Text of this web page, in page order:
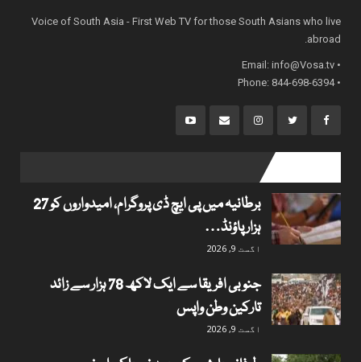
Voice of South Asia - First Web TV for those South Asians who live
abroad.
• Email:
info@Vosa.tv
• Phone: 844-698-6394
برطانیہ میں پی ایچ ڈی پروگرام، امیدواروں کو 27
ہزار پاؤنڈ…
اگست 9, 2026
جنوبی افریقا سے ایک لاکھ 78 ہزار سے زائد
تارکین وطن واپس
اگست 9, 2026